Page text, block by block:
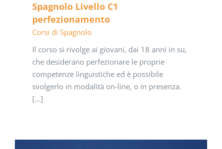
Spagnolo Livello C1
perfezionamento
Corsi di Spagnolo
Il corso si rivolge ai giovani, dai 18 anni in su,
che desiderano perfezionare le proprie
competenze linguistiche ed è possibile
svolgerlo in modalità on-line, o in presenza.
[...]